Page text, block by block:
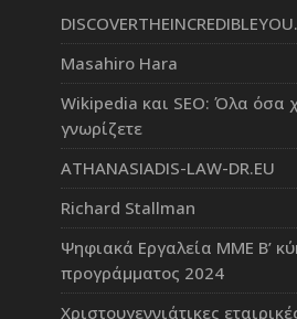
Masahiro Hara
Wikipedia και SEO: Όλα όσα
γνωρίζετε
ATHANASIADIS-LAW-DR.EU
Richard Stallman
Ψηφιακά Εργαλεία ΜΜΕ Β’
προγράμματος 2024
Χριστουγεννιάτικες